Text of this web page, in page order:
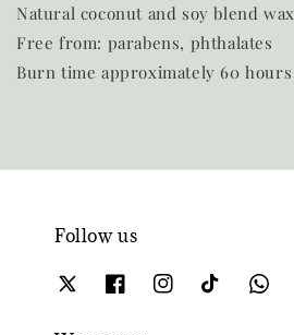
Natural coconut and soy blend wax
Free from: parabens, phthalates
Burn time approximately 60 hours
Follow us